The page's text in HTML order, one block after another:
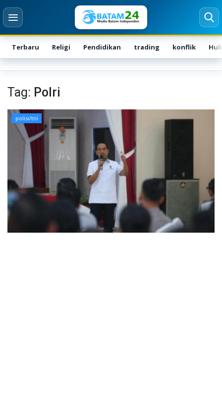
Terbaru Religi Pendidikan trading konflik
Login Register
Home
Karir
Kontak
BATAM
Kepri
NASIONAL
Tag: Polri
polisi/tni